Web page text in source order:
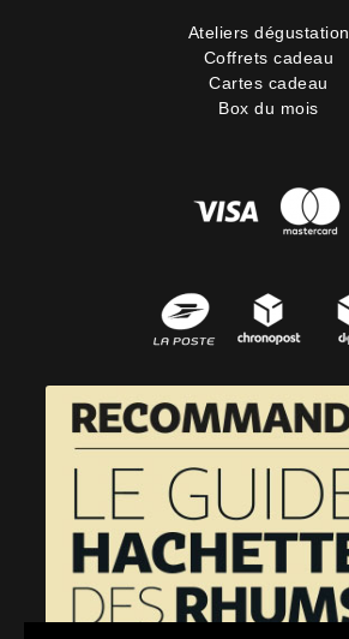
Ateliers dégustation
Coffrets cadeau
Cartes cadeau
Box du mois